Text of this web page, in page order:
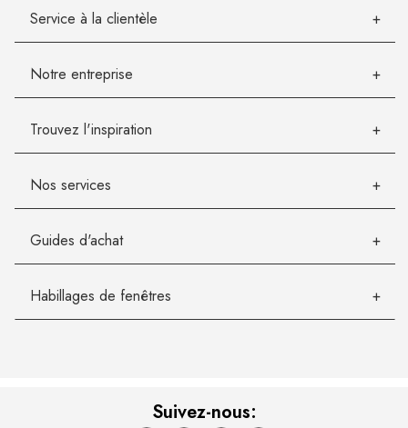
Service à la clientèle
Notre entreprise
Trouvez l'inspiration
Nos services
Guides d'achat
Habillages de fenêtres
Suivez-nous: